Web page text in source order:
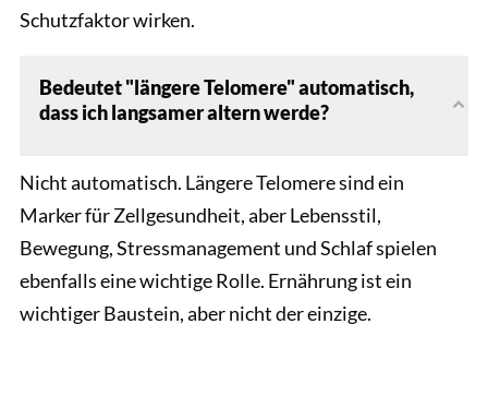
Schutzfaktor wirken.
Bedeutet "längere Telomere" automatisch,
dass ich langsamer altern werde?
Nicht automatisch. Längere Telomere sind ein
Marker für Zellgesundheit, aber Lebensstil,
Bewegung, Stressmanagement und Schlaf spielen
ebenfalls eine wichtige Rolle. Ernährung ist ein
wichtiger Baustein, aber nicht der einzige.